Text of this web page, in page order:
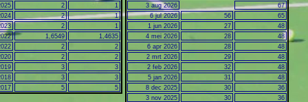
2
1
2
1
2
1
1,6549
1,4635
2
2
2
2
3
3
3
3
5 5
3 aug 2026
67
6 jul 2026
56
65
1 jun 2026
27
48
4 mei 2026
28
48
6 apr 2026
28
48
2 mrt 2026
29
48
2 feb 2026
32
48
5 jan 2026
31
48
8 dec 2025
30
36
3 nov 2025
30
36